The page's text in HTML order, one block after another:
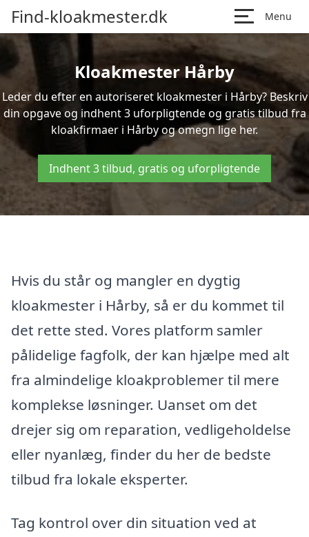
Find-kloakmester.dk Menu
Kloakmester Hårby
Leder du efter en autoriseret kloakmester i Hårby? Beskriv
din opgave og indhent 3 uforpligtende og gratis tilbud fra
kloakfirmaer i Hårby og omegn lige her.
Indhent 3 tilbud, gratis og uforpligtende
Hvis du står og mangler en dygtig
kloakmester i Hårby, så er du kommet til
det rette sted. Vores platform samler
pålidelige fagfolk, der kan hjælpe med alt
fra almindelige kloakproblemer til mere
komplekse løsninger. Uanset om det
drejer sig om reparation, vedligeholdelse
eller nyanlæg, finder du her de bedste
tilbud fra lokale eksperter.
Tag kontrol over din situation ved at